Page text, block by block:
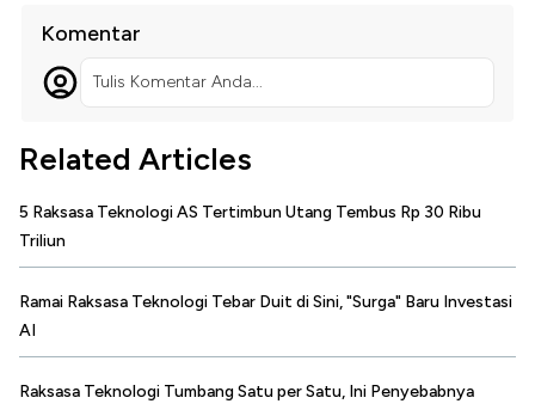
Komentar
Tulis Komentar Anda...
Related Articles
5 Raksasa Teknologi AS Tertimbun Utang Tembus Rp 30 Ribu
Triliun
Ramai Raksasa Teknologi Tebar Duit di Sini, "Surga" Baru Investasi
AI
Raksasa Teknologi Tumbang Satu per Satu, Ini Penyebabnya